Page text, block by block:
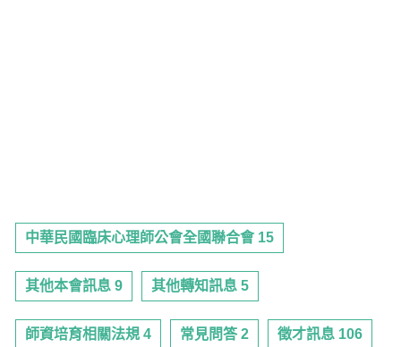
中華民國臨床心理師公會全國聯合會 15
其他本會訊息 9 其他轉知訊息 5
師資培育相關法規 4 常見問答 2 徵才訊息 106